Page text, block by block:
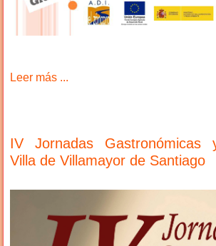
Leer más ...
IV Jornadas Gastronómicas
Villa de Villamayor de Santiago